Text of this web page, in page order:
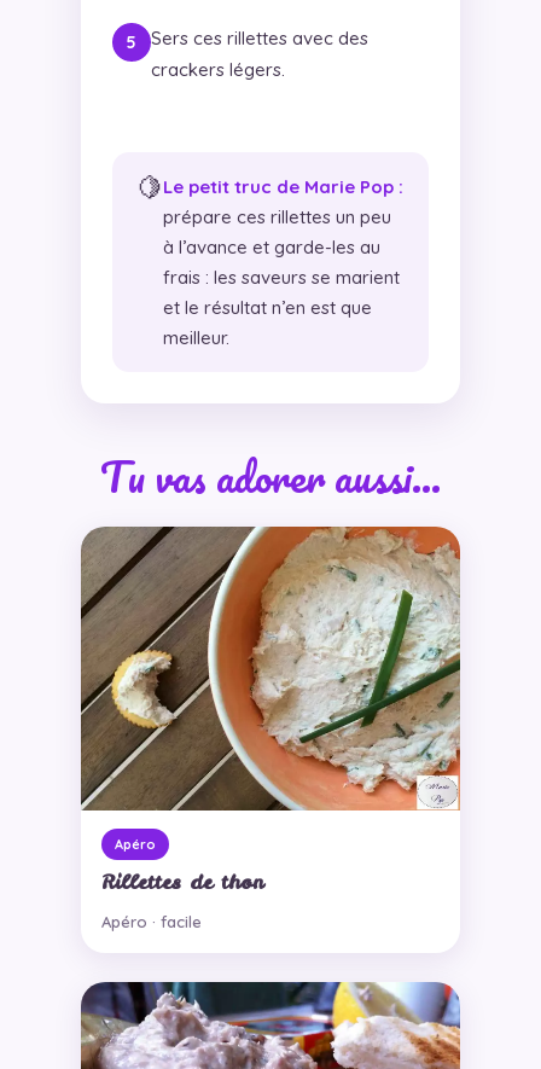
Sers ces rillettes avec des
crackers légers.
🍋Le petit truc de Marie Pop :
prépare ces rillettes un peu
à l’avance et garde-les au
frais : les saveurs se marient
et le résultat n’en est que
meilleur.
Tu vas adorer aussi…
Apéro
Rillettes de thon
Apéro · facile